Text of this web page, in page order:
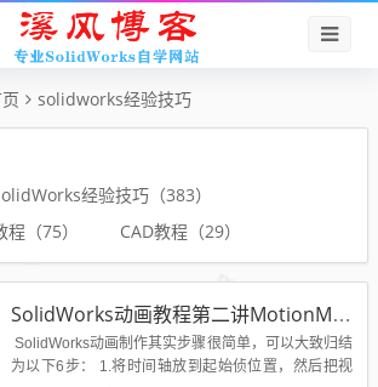
solidworks经验技巧
经验技巧（383）
（75）
CAD教程（29）
SolidWorks动画教程第二讲MotionManger用户界面各部分含义及使用说明
SolidWorks动画制作其实步骤很简单，可以大致归结
为以下6步： 1.将时间轴放到起始侦位置，然后把视